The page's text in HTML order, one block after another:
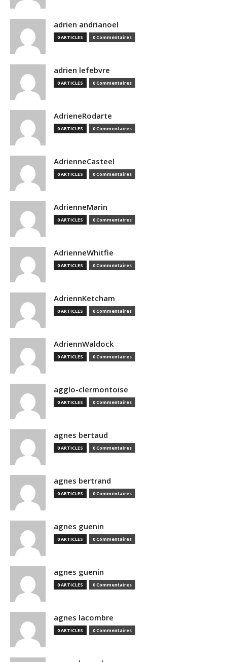
adrien andrianoel
0 ARTICLES 0 Commentaires
adrien lefebvre
0 ARTICLES 0 Commentaires
AdrieneRodarte
0 ARTICLES 0 Commentaires
AdrienneCasteel
0 ARTICLES 0 Commentaires
AdrienneMarin
0 ARTICLES 0 Commentaires
AdrienneWhitfie
0 ARTICLES 0 Commentaires
AdriennKetcham
0 ARTICLES 0 Commentaires
AdriennWaldock
0 ARTICLES 0 Commentaires
agglo-clermontoise
0 ARTICLES 0 Commentaires
agnes bertaud
0 ARTICLES 0 Commentaires
agnes bertrand
0 ARTICLES 0 Commentaires
agnes guenin
0 ARTICLES 0 Commentaires
agnes guenin
0 ARTICLES 0 Commentaires
agnes lacombre
0 ARTICLES 0 Commentaires